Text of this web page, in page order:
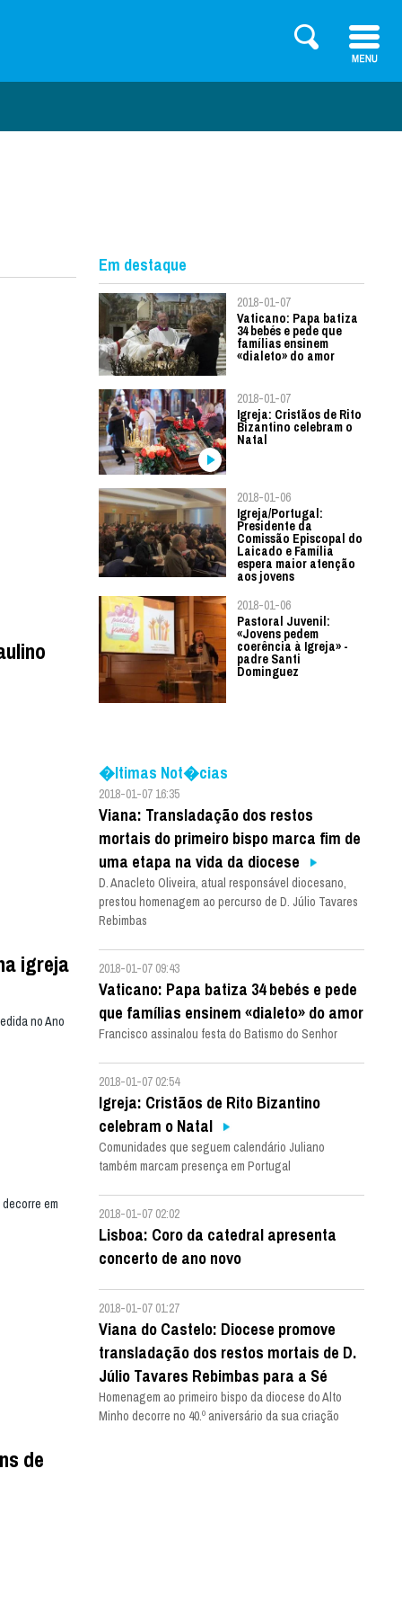
igreja
no Ano
em
de
Em destaque
2018-01-07
Vaticano: Papa batiza
34 bebés e pede que
famílias ensinem
«dialeto» do amor
2018-01-07
Igreja: Cristãos de Rito
Bizantino celebram o
Natal
2018-01-06
Igreja/Portugal:
Presidente da
Comissão Episcopal do
Laicado e Família
espera maior atenção
aos jovens
2018-01-06
Pastoral Juvenil:
«Jovens pedem
coerência à Igreja» -
padre Santi
Dominguez
�ltimas Not�cias
2018-01-07 16:35
Viana: Transladação dos restos
mortais do primeiro bispo marca fim de
uma etapa na vida da diocese
D. Anacleto Oliveira, atual responsável diocesano,
prestou homenagem ao percurso de D. Júlio Tavares
Rebimbas
2018-01-07 09:43
Vaticano: Papa batiza 34 bebés e pede
que famílias ensinem «dialeto» do amor
Francisco assinalou festa do Batismo do Senhor
2018-01-07 02:54
Igreja: Cristãos de Rito Bizantino
celebram o Natal
Comunidades que seguem calendário Juliano
também marcam presença em Portugal
2018-01-07 02:02
Lisboa: Coro da catedral apresenta
concerto de ano novo
2018-01-07 01:27
Viana do Castelo: Diocese promove
transladação dos restos mortais de D.
Júlio Tavares Rebimbas para a Sé
Homenagem ao primeiro bispo da diocese do Alto
Minho decorre no 40.º aniversário da sua criação